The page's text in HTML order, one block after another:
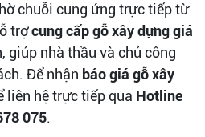
chuỗi cung ứng trực tiếp từ
trợcung cấp gỗ xây dựng giá
giúp nhà thầu và chủ công
Để nhận báo giá gỗ xây
liên hệ trực tiếp qua Hotline
075.